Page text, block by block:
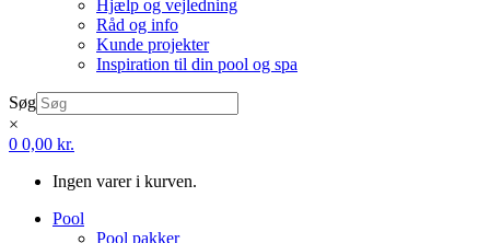
Hjælp og vejledning
Råd og info
Kunde projekter
Inspiration til din pool og spa
Søg
×
0 0,00 kr.
Ingen varer i kurven.
Pool
Pool pakker